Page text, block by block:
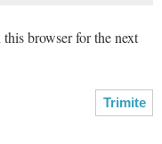
browser for the next